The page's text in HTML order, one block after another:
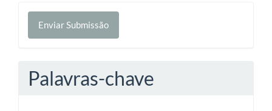
Enviar
Submissão
Enviar Submissão
Palavras-chave